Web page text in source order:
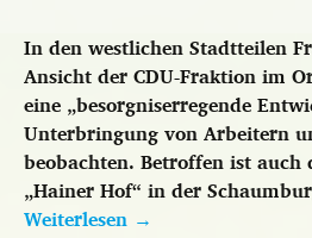
In den westlichen Stadtteilen
Ansicht der CDU-Fraktion im
eine „besorgniserregende
Unterbringung von Arbeitern
beobachten. Betroffen ist auch
„Hainer Hof“ in der
Weiterlesen →